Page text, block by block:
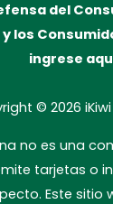
del
los
ingrese
© 2026
no es una
tarjetas o
Este sitio